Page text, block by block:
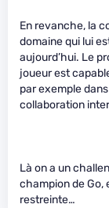
En revanche, la
domaine qui lui
aujourd’hui. Le
joueur est
par exemple
collaboration
Là on a un
champion de Go,
restreinte…